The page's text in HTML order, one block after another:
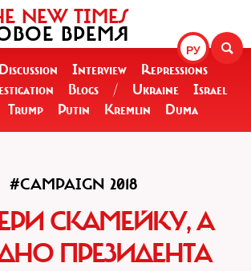
РУ
NEW TIMES
ВРЕМЯ
Discussion Interview
Repressions
Blogs / Ukraine
Israel
Trump Putin Kremlin Duma
#CAMPAIGN 2018
СКАМЕЙКУ, А
ПРЕЗИДЕНТА